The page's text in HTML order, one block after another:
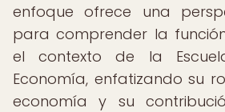
enfoque ofrece una
para comprender la
el contexto de la
Economía, enfatizando su
economía y su